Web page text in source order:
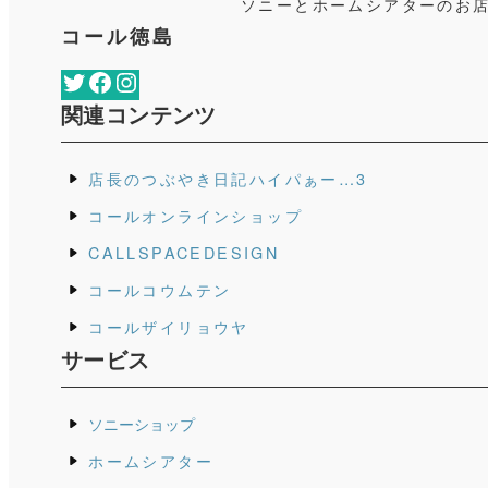
ソニーと ホームシアターのお
コール徳島
TwitterFacebook
関連コンテンツ
店長のつぶやき日記ハイパぁー…3
コールオンラインショップ
CALLSPACEDESIGN
コールコウムテン
コールザイリョウヤ
サービス
ソニーショップ
ホームシアター